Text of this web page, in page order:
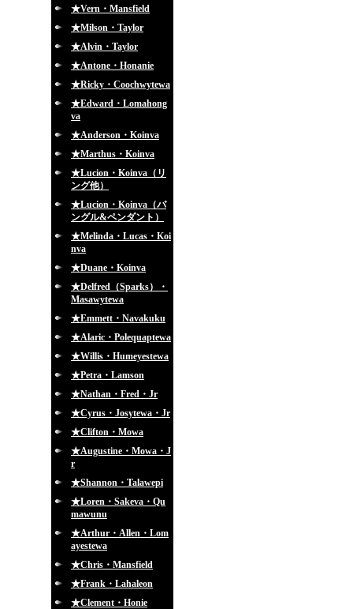
★Vern・Mansfield
★Milson・Taylor
★Alvin・Taylor
★Antone・Honanie
★Ricky・Coochwytewa
★Edward・Lomahong
va
★Anderson・Koinva
★Marthus・Koinva
★Lucion・Koinva（リ
ング他）
★Lucion・Koinva（バ
ングル&ペンダント）
★Melinda・Lucas・Koi
nva
★Duane・Koinva
★Delfred（Sparks）・
Masawytewa
★Emmett・Navakuku
★Alaric・Polequaptewa
★Willis・Humeyestewa
★Petra・Lamson
★Nathan・Fred・Jr
★Cyrus・Josytewa・Jr
★Clifton・Mowa
★Augustine・Mowa・J
r
★Shannon・Talawepi
★Loren・Sakeva・Qu
mawunu
★Arthur・Allen・Lom
ayestewa
★Chris・Mansfield
★Frank・Lahaleon
★Clement・Honie